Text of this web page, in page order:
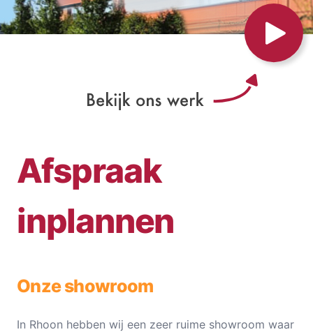
Afspraak
inplannen
Onze showroom
In Rhoon hebben wij een zeer ruime showroom waar